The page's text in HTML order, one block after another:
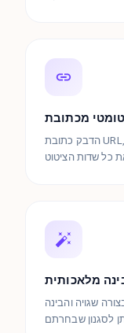
הדבק כתובת URL, DOI או ISBN והכלי שלנו יאחזר אוטומטית
מלאכותית
שגויה והבינה